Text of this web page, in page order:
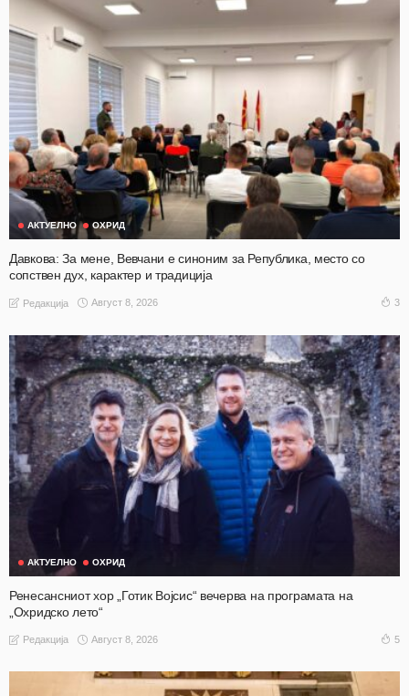
АКТУЕЛНО ОХРИД
Давкова: За мене, Вевчани е синоним за Република, место со
сопствен дух, карактер и традиција
Редакција Август 8, 2026 3
АКТУЕЛНО ОХРИД
Ренесансниот хор „Готик Војсис“ вечерва на програмата на
„Охридско лето“
Редакција Август 8, 2026 5